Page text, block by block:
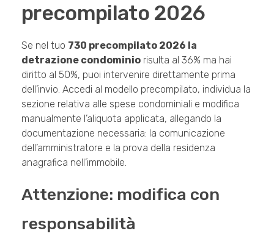
precompilato 2026
Se nel tuo 730 precompilato 2026 la
detrazione condominio risulta al 36% ma hai
diritto al 50%, puoi intervenire direttamente prima
dell’invio. Accedi al modello precompilato, individua la
sezione relativa alle spese condominiali e modifica
manualmente l’aliquota applicata, allegando la
documentazione necessaria: la comunicazione
dell’amministratore e la prova della residenza
anagrafica nell’immobile.
Attenzione: modifica con
responsabilità